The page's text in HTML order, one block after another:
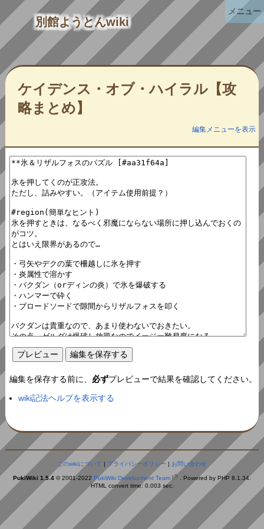
別館ようとんwiki
ケイデンス・オブ・ハイラル【攻
略まとめ】
編集メニューを表示
編集を保存する前に、 必ずプレビューで結果を確認してください。
wiki記法ヘルプを表示する
このwikiについて | プライバシーポリシー | お問い合わせ
PukiWiki 1.5.4 © 2001-2022 PukiWiki Development Team
. Powered by PHP 8.1.34.
HTML convert time: 0.003 sec.
メニュー